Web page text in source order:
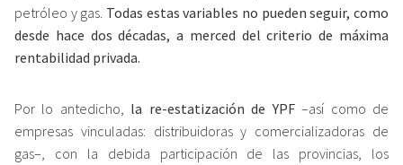
petróleo y gas. Todas estas variables no pueden seguir, como
desde hace dos décadas, a merced del criterio de máxima
rentabilidad privada.
Por lo antedicho, la re-estatización de YPF–así como de
empresas vinculadas: distribuidoras y comercializadoras de
gas–, con la debida participación de las provincias, los